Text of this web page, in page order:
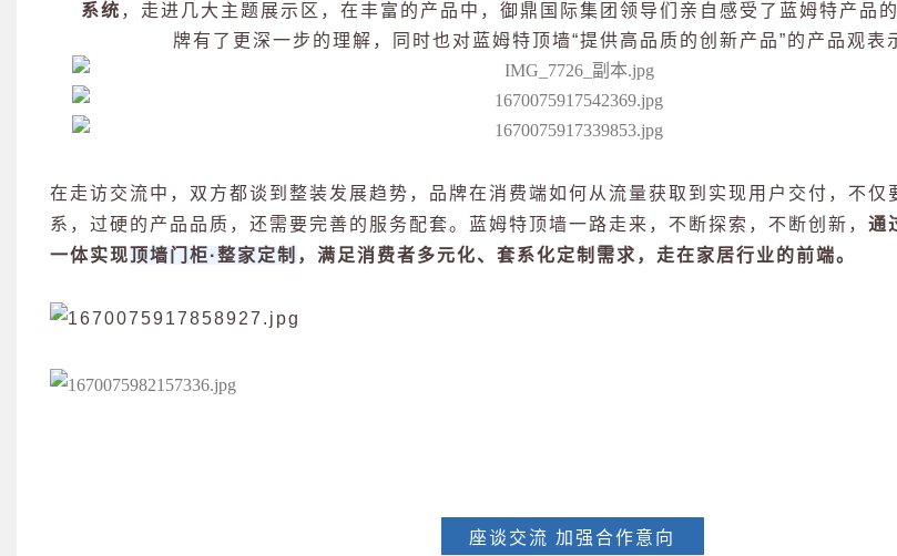
系统 ，走进几大主题展示区，在丰富的产品中，御鼎国际集团领导们亲自感受了蓝姆特产品
牌有了更深一步的理解，同时也对蓝姆特顶墙“提供高品质的创新产品”的产品观表
在走访交流中，双方都谈到整装发展趋势，品牌在消费端如何 从流量获取到实现用户交付 ，不仅
系，过硬的产品品质，还需要完善的服务配套。蓝姆特顶墙一路走来，不断探索，不断创新， 通
一体实现顶墙门柜·整家定制 ，满足消费者多元化、套系化定制需求，走在家居行业的前端。
座谈交流 加强合作意向